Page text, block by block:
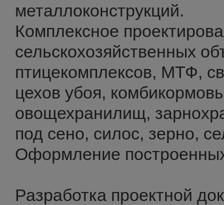
металлоконструкций.
Комплексное
сельскохозяйственных
птицекомплексов, МТФ,
цехов убоя,
овощехранилищ,
под сено, силос, зерно,
Оформление
Разработка проектной